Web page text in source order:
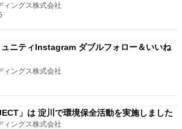
ィングス株式会社
ニティInstagram ダブルフォロー＆いいね
ィングス株式会社
」は 淀川で環境保全活動を実施しました
ィングス株式会社